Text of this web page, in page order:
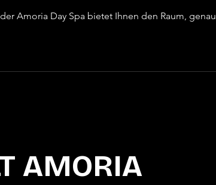
Amoria Day Spa bietet Ihnen den Raum, genau
AMORIA